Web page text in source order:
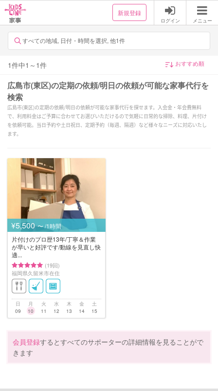
新規登録
ログイン メニュー
すべての地域, 日付・時間を選択, 他1件
1件中1 ～ 1件
広島市(東区)の定期の依頼/明日の依頼が可能な家事代行を
検索
広島市(東区)の定期の依頼/明日の依頼が可能な家事代行を探せます。入会金・年会費無料
で、利用料金はご予算に合わせてお選びいただけるので気軽に日常的な掃除、料理、片付け
を依頼可能。当日予約や土日祝日、定期予約（毎週、隔週）など様々なニーズに対応いたし
ます。
¥5,500 〜 /1時間
片付けのプロ歴13年/丁寧＆作業
が早いと好評です/動線を見直し快
適...
(19回)
福岡県久留米市在住
日
09
月
10
火
11
水
12
木
13
金
14
土
15
会員登録するとすべてのサポーターの詳細情報を見ることがで
きます